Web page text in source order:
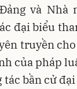
và Nhà
đại biểu
truyền
của pháp
bần cử